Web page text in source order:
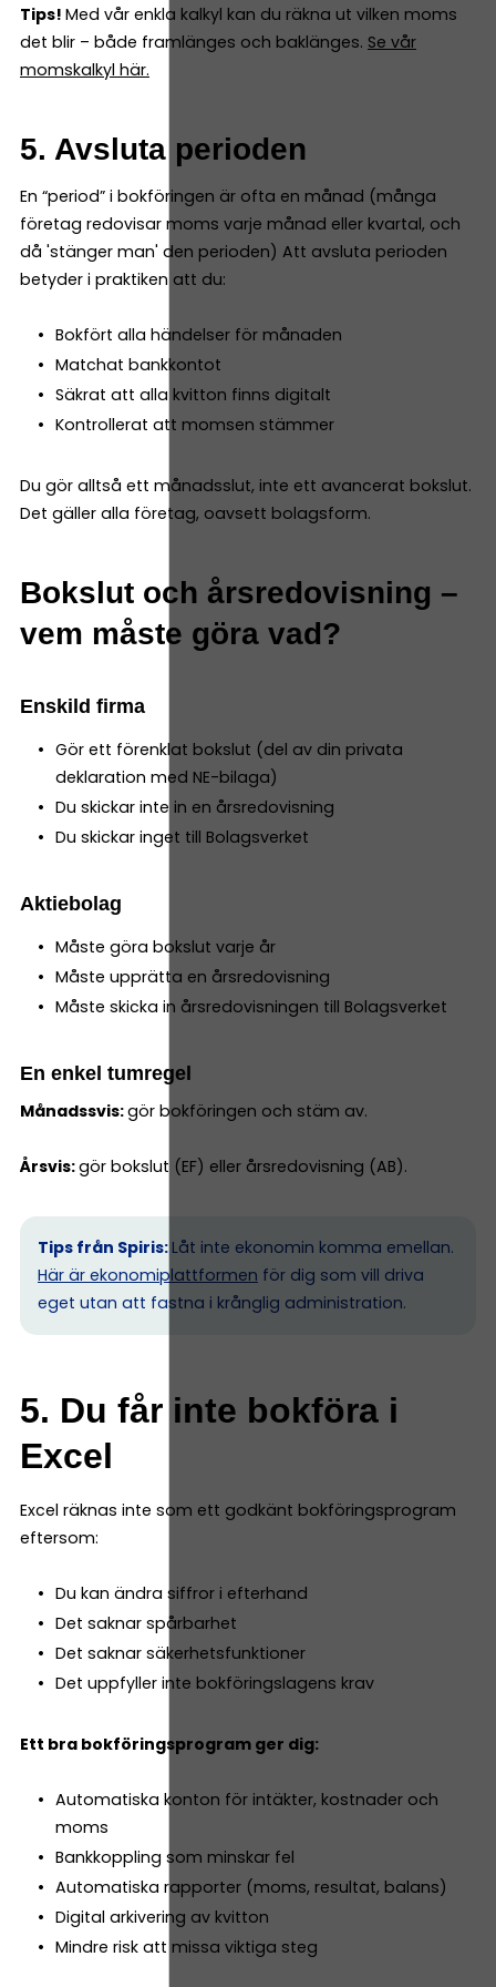
Tips! Med vår enkla kalkyl kan du räkna ut vilken moms
det blir – både framlänges och baklänges. Se vår
momskalkyl här.
5. Avsluta perioden
En “period” i bokföringen är ofta en månad (många
företag redovisar moms varje månad eller kvartal, och
då 'stänger man' den perioden) Att avsluta perioden
betyder i praktiken att du:
Bokfört alla händelser för månaden
Matchat bankkontot
Säkrat att alla kvitton finns digitalt
Kontrollerat att momsen stämmer
Du gör alltså ett månadsslut, inte ett avancerat bokslut.
Det gäller alla företag, oavsett bolagsform.
Bokslut och årsredovisning –
vem måste göra vad?
Enskild firma
Gör ett förenklat bokslut (del av din privata
deklaration med NE-bilaga)
Du skickar inte in en årsredovisning
Du skickar inget till Bolagsverket
Aktiebolag
Måste göra bokslut varje år
Måste upprätta en årsredovisning
Måste skicka in årsredovisningen till Bolagsverket
En enkel tumregel
Månadssvis:gör bokföringen och stäm av.
Årsvis:gör bokslut (EF) eller årsredovisning (AB).
Tips från Spiris: Låt inte ekonomin komma emellan.
Här är ekonomiplattformen för dig som vill driva
eget utan att fastna i krånglig administration.
5. Du får inte bokföra i
Excel
Excel räknas inte som ett godkänt bokföringsprogram
eftersom:
Du kan ändra siffror i efterhand
Det saknar spårbarhet
Det saknar säkerhetsfunktioner
Det uppfyller inte bokföringslagens krav
Ett bra bokföringsprogram ger dig:
Automatiska konton för intäkter, kostnader och
moms
Bankkoppling som minskar fel
Automatiska rapporter (moms, resultat, balans)
Digital arkivering av kvitton
Mindre risk att missa viktiga steg